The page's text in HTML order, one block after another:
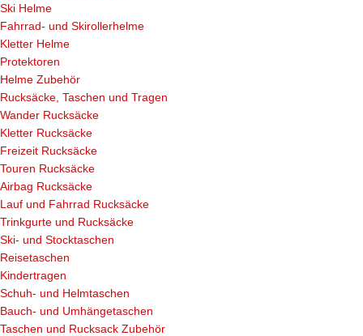
Ski Helme
Fahrrad- und Skirollerhelme
Kletter Helme
Protektoren
Helme Zubehör
Rucksäcke, Taschen und Tragen
Wander Rucksäcke
Kletter Rucksäcke
Freizeit Rucksäcke
Touren Rucksäcke
Airbag Rucksäcke
Lauf und Fahrrad Rucksäcke
Trinkgurte und Rucksäcke
Ski- und Stocktaschen
Reisetaschen
Kindertragen
Schuh- und Helmtaschen
Bauch- und Umhängetaschen
Taschen und Rucksack Zubehör